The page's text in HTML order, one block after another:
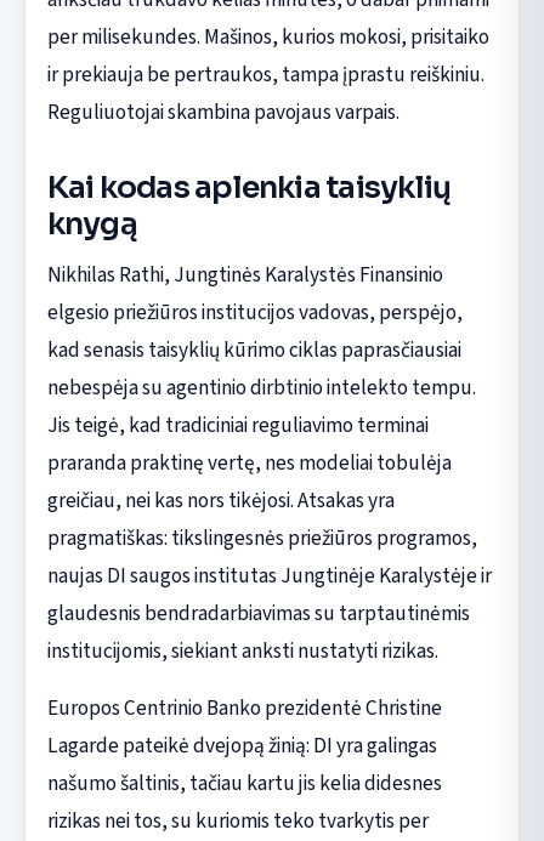
per milisekundes. Mašinos, kurios mokosi, prisitaiko
ir prekiauja be pertraukos, tampa įprastu reiškiniu.
Reguliuotojai skambina pavojaus varpais.
Kai kodas aplenkia taisyklių
knygą
Nikhilas Rathi, Jungtinės Karalystės Finansinio
elgesio priežiūros institucijos vadovas, perspėjo,
kad senasis taisyklių kūrimo ciklas paprasčiausiai
nebespėja su agentinio dirbtinio intelekto tempu.
Jis teigė, kad tradiciniai reguliavimo terminai
praranda praktinę vertę, nes modeliai tobulėja
greičiau, nei kas nors tikėjosi. Atsakas yra
pragmatiškas: tikslingesnės priežiūros programos,
naujas DI saugos institutas Jungtinėje Karalystėje ir
glaudesnis bendradarbiavimas su tarptautinėmis
institucijomis, siekiant anksti nustatyti rizikas.
Europos Centrinio Banko prezidentė Christine
Lagarde pateikė dvejopą žinią: DI yra galingas
našumo šaltinis, tačiau kartu jis kelia didesnes
rizikas nei tos, su kuriomis teko tvarkytis per